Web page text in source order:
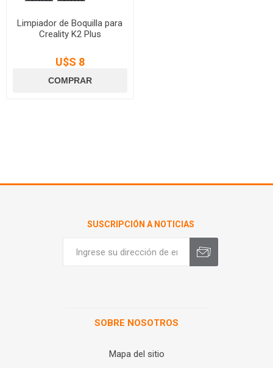
Limpiador de Boquilla para
Creality K2 Plus
U$S 8
SUSCRIPCIÓN A NOTICIAS
SOBRE NOSOTROS
Mapa del sitio